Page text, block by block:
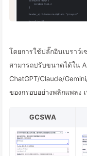
โดยการใช้ปลั๊กอินเบราว์
สามารถปรับขนาดได้ใน
ChatGPT/Claude/
ของกรอบอย่างพลิกแพลง
GCSWA